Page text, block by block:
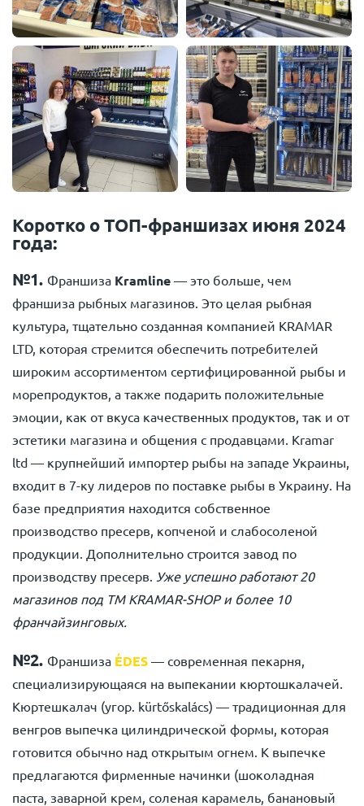
Коротко о ТОП-франшизах июня 2024
года:
№1. Франшиза Kramline — это больше, чем
франшиза рыбных магазинов. Это целая рыбная
культура, тщательно созданная компанией KRAMAR
LTD, которая стремится обеспечить потребителей
широким ассортиментом сертифицированной рыбы и
морепродуктов, а также подарить положительные
эмоции, как от вкуса качественных продуктов, так и от
эстетики магазина и общения с продавцами. Kramar
ltd — крупнейший импортер рыбы на западе Украины,
входит в 7-ку лидеров по поставке рыбы в Украину. На
базе предприятия находится собственное
производство пресерв, копченой и слабосоленой
продукции. Дополнительно строится завод по
производству пресерв. Уже успешно работают 20
магазинов под ТМ KRAMAR-SHOP и более 10
франчайзинговых.
№2. Франшиза ÉDES — современная пекарня,
специализирующаяся на выпекании кюртошкалачей.
Кюртешкалач (угор. kürtőskalács) — традиционная для
венгров выпечка цилиндрической формы, которая
готовится обычно над открытым огнем. К выпечке
предлагаются фирменные начинки (шоколадная
паста, заварной крем, соленая карамель, банановый